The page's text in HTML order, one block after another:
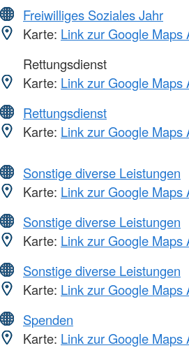
Freiwilliges Soziales Jahr
Karte: Link zur Google Maps
Rettungsdienst
Karte: Link zur Google Maps
Rettungsdienst
Karte: Link zur Google Maps
Sonstige diverse Leistungen
Karte: Link zur Google Maps
Sonstige diverse Leistungen
Karte: Link zur Google Maps
Sonstige diverse Leistungen
Karte: Link zur Google Maps
Spenden
Karte: Link zur Google Maps